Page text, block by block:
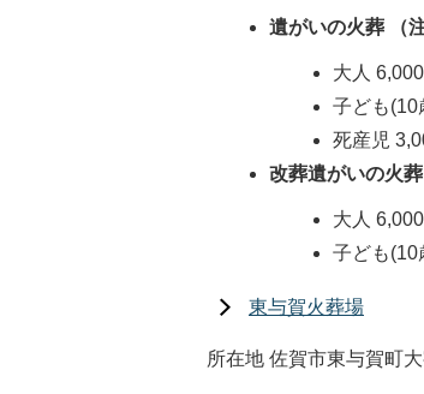
遺がいの火葬 （
大人
子ども(10
死産児
改葬遺がいの火
大人
子ども(10
東与賀火葬場
所在地 佐賀市東与賀町